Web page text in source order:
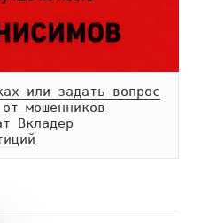
или задать вопрос
мошенников